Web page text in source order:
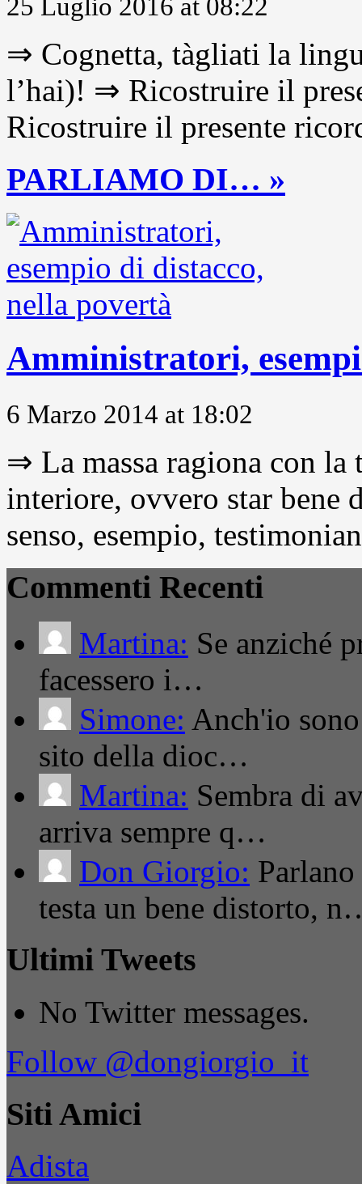
25 Luglio 2016 at 08:22
⇒ Cognetta, tàgliati la
l’hai)! ⇒ Ricostruire il
Ricostruire il presente
PARLIAMO DI… »
Amministratori,
6 Marzo 2014 at 18:02
⇒ La massa ragiona con
interiore, ovvero star
senso, esempio,
Commenti Recenti
Martina: Se anziché
facessero i…
Simone: Anch'io
sito della dioc…
Martina: Sembra di
arriva sempre q…
Don Giorgio:
testa un bene distorto,
Ultimi Tweets
No Twitter messages.
Follow @dongiorgio_it
Siti Amici
Adista